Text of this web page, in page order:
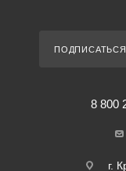
8 800
г.